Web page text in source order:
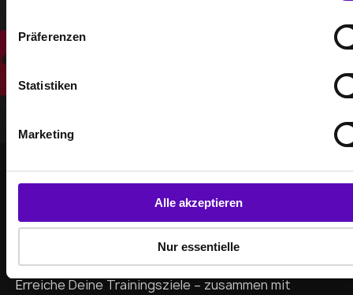
w
l
w
Präferenzen
Statistiken
Marketing
Alle akzeptieren
Nur essentielle
WERDE TEIL DER
COMMUNITY
Erreiche Deine Trainingsziele – zusammen mit